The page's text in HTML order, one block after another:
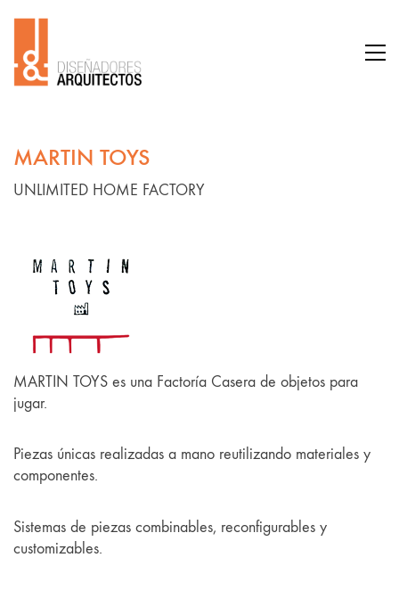
MARTIN TOYS
UNLIMITED HOME FACTORY
MARTIN TOYS es una Factoría Casera de objetos para
jugar.
Piezas únicas realizadas a mano reutilizando materiales y
componentes.
Sistemas de piezas combinables, reconfigurables y
customizables.